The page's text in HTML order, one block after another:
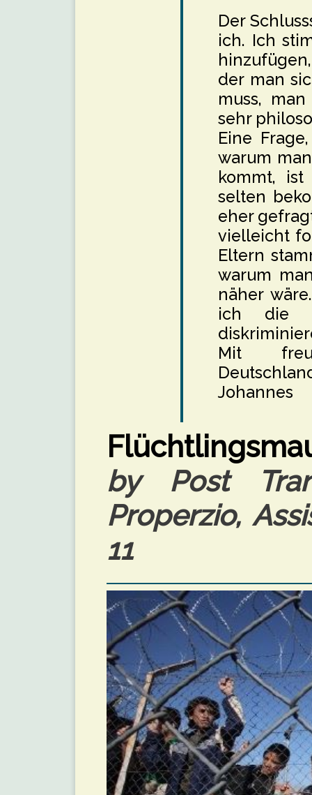
Der
ich. Ich
der man
muss,
sehr
Eine
warum
kommt,
selten
eher
vielleicht
Eltern
warum
näher
ich die
Mit
Johannes
by Post
Properzio,
11